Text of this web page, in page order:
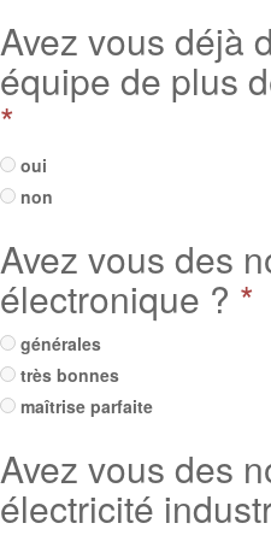
Avez vous déjà
équipe de plus
*
oui
non
Avez vous des
électronique ? *
générales
très bonnes
maîtrise parfaite
Avez vous des
électricité